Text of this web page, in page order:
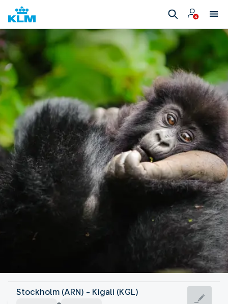
Rwanda
Stockholm (ARN) - Kigali (KGL)